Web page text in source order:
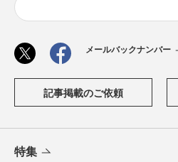
メールバックナンバー
記事掲載のご依頼
特集